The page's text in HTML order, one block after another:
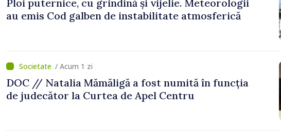
Ploi puternice, cu grindină și vijelie. Meteorologii
au emis Cod galben de instabilitate atmosferică
/ Acum 1 zi
DOC // Natalia Mămăligă a fost numită în funcția
de judecător la Curtea de Apel Centru